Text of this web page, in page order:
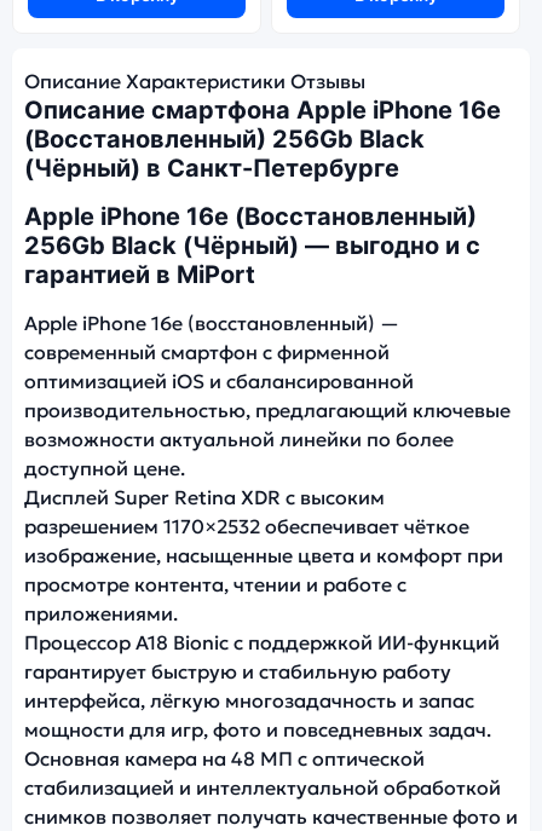
Описание Характеристики Отзывы
Описание смартфона Apple iPhone 16e
(Восстановленный) 256Gb Black
(Чёрный) в Санкт-Петербурге
Apple iPhone 16e (Восстановленный)
256Gb Black (Чёрный) — выгодно и с
гарантией в MiPort
Apple iPhone 16e (восстановленный) —
современный смартфон с фирменной
оптимизацией iOS и сбалансированной
производительностью, предлагающий ключевые
возможности актуальной линейки по более
доступной цене.
Дисплей Super Retina XDR с высоким
разрешением 1170×2532 обеспечивает чёткое
изображение, насыщенные цвета и комфорт при
просмотре контента, чтении и работе с
приложениями.
Процессор A18 Bionic с поддержкой ИИ-функций
гарантирует быструю и стабильную работу
интерфейса, лёгкую многозадачность и запас
мощности для игр, фото и повседневных задач.
Основная камера на 48 МП с оптической
стабилизацией и интеллектуальной обработкой
снимков позволяет получать качественные фото и